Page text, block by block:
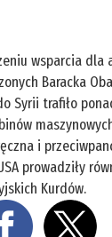
wsparcia
Baracka
Syrii trafiło
i
prowadziły
Kurdów.